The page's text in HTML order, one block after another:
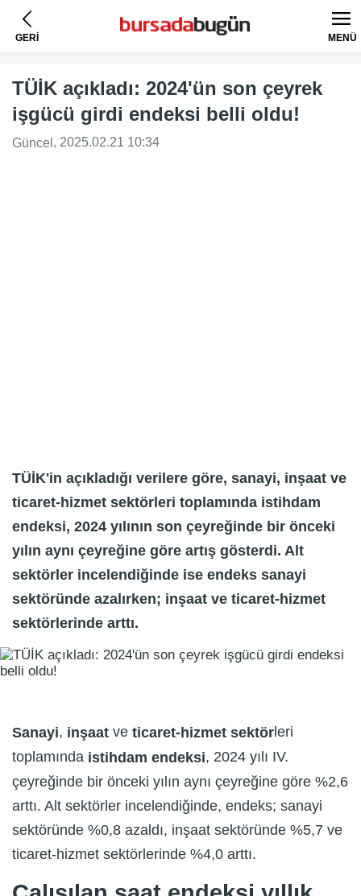
GERİ MENÜ
TÜİK açıkladı: 2024'ün son çeyrek
işgücü girdi endeksi belli oldu!
Güncel , 2025.02.21 10:34
TÜİK'in açıkladığı verilere göre, sanayi, inşaat ve
ticaret-hizmet sektörleri toplamında istihdam
endeksi, 2024 yılının son çeyreğinde bir önceki
yılın aynı çeyreğine göre artış gösterdi. Alt
sektörler incelendiğinde ise endeks sanayi
sektöründe azalırken; inşaat ve ticaret-hizmet
sektörlerinde arttı.
Sanayi, inşaat ve ticaret-hizmet sektörleri
toplamında istihdam endeksi, 2024 yılı IV.
çeyreğinde bir önceki yılın aynı çeyreğine göre %2,6
arttı. Alt sektörler incelendiğinde, endeks; sanayi
sektöründe %0,8 azaldı, inşaat sektöründe %5,7 ve
ticaret-hizmet sektörlerinde %4,0 arttı.